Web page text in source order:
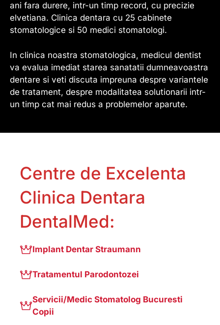
ani fara durere, intr-un timp record, cu precizie
elvetiana. Clinica dentara cu 25 cabinete
stomatologice si 50 medici stomatologi.
In clinica noastra stomatologica, medicul dentist
va evalua imediat starea sanatatii dumneavoastra
dentare si veti discuta impreuna despre variantele
de tratament, despre modalitatea solutionarii intr-
un timp cat mai redus a problemelor aparute.
Centre de Excelenta
Clinica Dentara
DentalMed:
Implant Dentar Straumann
Tratamentul Parodontozei
Servicii/Medic Stomatolog Bucuresti
Copii